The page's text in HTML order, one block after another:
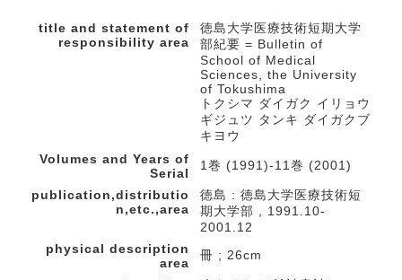
title and statement of
responsibility area
徳島大学医療技術短期大学
部紀要 = Bulletin of
School of Medical
Sciences, the University
of Tokushima
トクシマ ダイガク イリョウ
ギジュツ タンキ ダイガクブ
キヨウ
Volumes and Years of
Serial
1巻 (1991)-11巻 (2001)
publication,distributio
n,etc.,area
徳島 : 徳島大学医療技術短
期大学部 , 1991.10-
2001.12
physical description
area
冊 ; 26cm